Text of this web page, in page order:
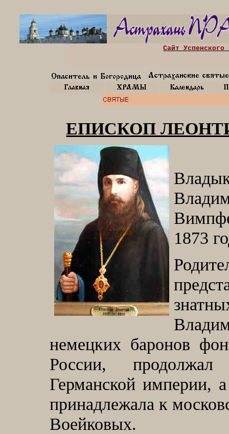
Сайт
ЕПИСКОП
1873
немецких баронов
России, продолжал
Германской империи,
принадлежала к
Воейковых.